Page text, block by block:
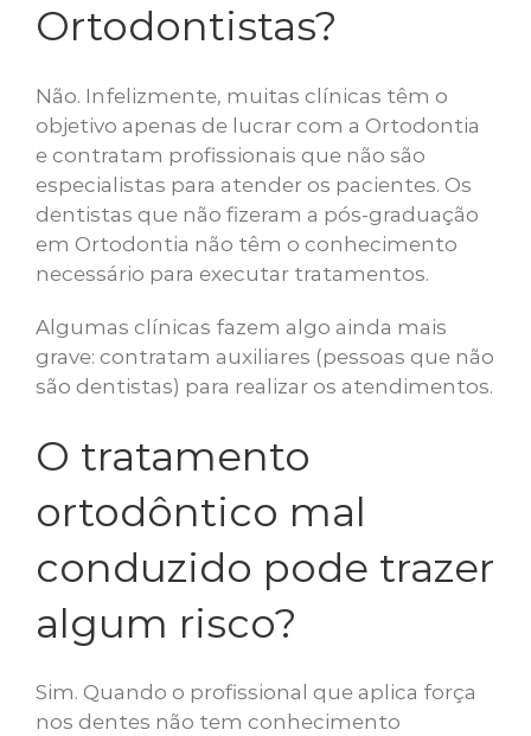
Ortodontistas?
Não. Infelizmente, muitas clínicas têm o
objetivo apenas de lucrar com a Ortodontia
e contratam profissionais que não são
especialistas para atender os pacientes. Os
dentistas que não fizeram a pós-graduação
em Ortodontia não têm o conhecimento
necessário para executar tratamentos.
Algumas clínicas fazem algo ainda mais
grave: contratam auxiliares (pessoas que não
são dentistas) para realizar os atendimentos.
O tratamento
ortodôntico mal
conduzido pode trazer
algum risco?
Sim. Quando o profissional que aplica força
nos dentes não tem conhecimento